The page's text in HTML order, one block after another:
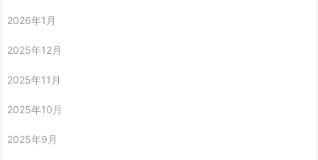
2026年1月
2025年12月
2025年11月
2025年10月
2025年9月